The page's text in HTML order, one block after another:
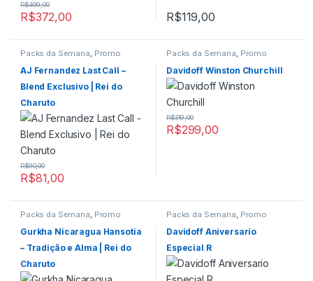
R$372,00
R$499,00
R$119,00
Packs da Semana, Promo
AJ Fernandez Last Call –
Blend Exclusivo | Rei do
Charuto
R$81,00
R$90,00
Packs da Semana, Promo
Davidoff Winston Churchill
R$299,00
R$319,00
Packs da Semana, Promo
Gurkha Nicaragua Hansotia
– Tradição e Alma | Rei do
Charuto
Packs da Semana, Promo
Davidoff Aniversario
Especial R